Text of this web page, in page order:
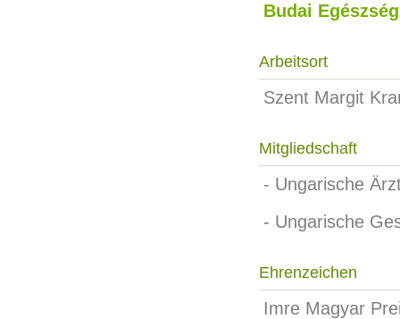
Budai
Arbeitsort
Szent Margit
Mitgliedschaft
- Ungarische
- Ungarische
Ehrenzeichen
Imre Magyar